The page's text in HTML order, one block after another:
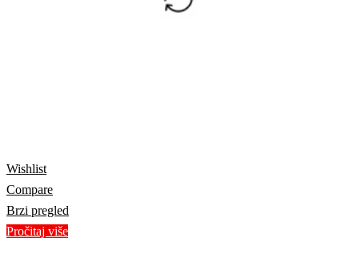
Wishlist
Compare
Brzi pregled
Pročitaj više